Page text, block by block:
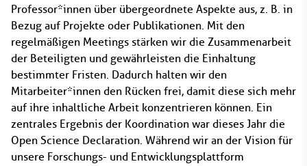
Professor*innen über übergeordnete Aspekte aus, z. B. in
Bezug auf Projekte oder Publikationen. Mit den
regelmäßigen Meetings stärken wir die Zusammenarbeit
der Beteiligten und gewährleisten die Einhaltung
bestimmter Fristen. Dadurch halten wir den
Mitarbeiter*innen den Rücken frei, damit diese sich mehr
auf ihre inhaltliche Arbeit konzentrieren können. Ein
zentrales Ergebnis der Koordination war dieses Jahr die
Open Science Declaration. Während wir an der Vision für
unsere Forschungs- und Entwicklungsplattform